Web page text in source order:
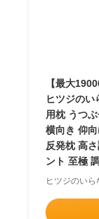
【最大
ヒツジのい
用枕 うつ
横向き 仰
反発枕 高
ント 至極
ヒツジのい